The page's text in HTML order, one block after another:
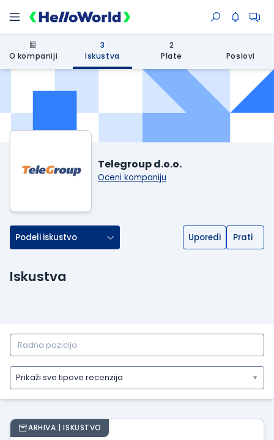
O kompaniji
3
Iskustva
2
Plate
Poslovi
Telegroup d.o.o.
Oceni kompaniju
Podeli iskustvo Uporedi Prati
Iskustva
Prikaži sve tipove recenzija
Prikaži
sve
tipove
recenzija
ARHIVA | ISKUSTVO